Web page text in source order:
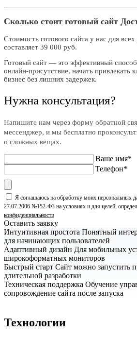
Сколько стоит готовый сайт
Стоимость готового сайта у нас для
составляет 39 000 руб.
Готовый сайт — это эффективный
онлайн-присутствие, начать привлекать
бизнес без лишних задержек.
Нужна консультация?
Напишите нам через форму обратной
мессенджер, и мы бесплатно
о сложных вещах.
Ваше имя*
Телефон*
Я соглашаюсь на обработку моих персональных
27.07.2006 №152-ФЗ на условиях и для целей,
конфиденциальности
Оставить заявку
Интуитивная простота Понятный
для начинающих пользователей
Адаптивный дизайн Для мобильных
широкоформатных мониторов
Быстрый старт Сайт можно запустить
длительной разработки
Техническая поддержка Обучение
сопровождение сайта после запуска
Технологии